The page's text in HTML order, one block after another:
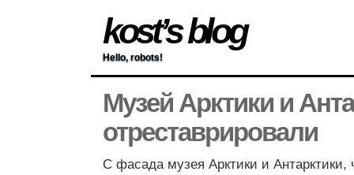
kost’s blog
Hello, robots!
Музей Арктики и
отреставрировали
С фасада музея Арктики и Антарктики,